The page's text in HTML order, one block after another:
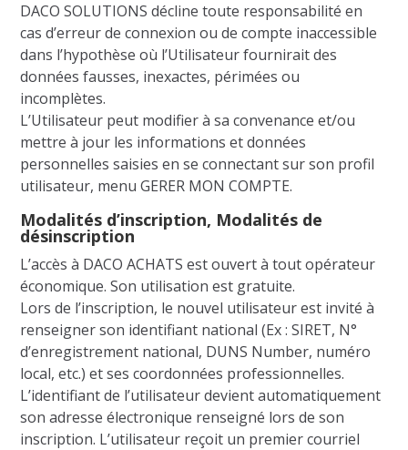
DACO SOLUTIONS décline toute responsabilité en
cas d’erreur de connexion ou de compte inaccessible
dans l’hypothèse où l’Utilisateur fournirait des
données fausses, inexactes, périmées ou
incomplètes.
L’Utilisateur peut modifier à sa convenance et/ou
mettre à jour les informations et données
personnelles saisies en se connectant sur son profil
utilisateur, menu GERER MON COMPTE.
Modalités d’inscription, Modalités de
désinscription
L’accès à DACO ACHATS est ouvert à tout opérateur
économique. Son utilisation est gratuite.
Lors de l’inscription, le nouvel utilisateur est invité à
renseigner son identifiant national (Ex : SIRET, N°
d’enregistrement national, DUNS Number, numéro
local, etc.) et ses coordonnées professionnelles.
L’identifiant de l’utilisateur devient automatiquement
son adresse électronique renseigné lors de son
inscription. L’utilisateur reçoit un premier courriel